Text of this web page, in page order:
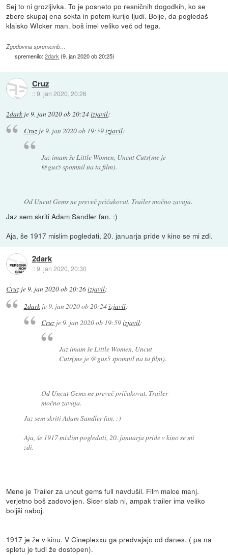
Sej to ni grozljivka. To je posneto po resničnih dogodkih, ko se
zbere skupaj ena sekta in potem kurijo ljudi. Bolje, da pogledaš
klaisko WIcker man. boš imel veliko več od tega.
Zgodovina sprememb…
spremenilo:2dark (9. jan 2020 ob 20:25)
Cruz
::9. jan 2020, 20:26
2dark je9. jan 2020 ob 20:24izjavil:
Cruzje9. jan 2020 ob 19:59izjavil:
Jaz imam še Little Women, Uncut Cuts(me je
@gus5 spomnil na ta film).
Od Uncut Gems ne preveč pričakovat. Trailer močno zavaja.
Jaz sem skriti Adam Sandler fan. :)
Aja, še 1917 mislim pogledati, 20. januarja pride v kino se mi zdi.
2dark
::9. jan 2020, 20:30
Cruz je9. jan 2020 ob 20:26izjavil:
2darkje 9. jan 2020 ob 20:24izjavil:
Cruz je9. jan 2020 ob 19:59izjavil:
Jaz imam še Little Women, Uncut
Cuts(me je @gus5 spomnil na ta film).
Od Uncut Gems ne preveč pričakovat. Trailer
močno zavaja.
Jaz sem skriti Adam Sandler fan. :)
Aja, še 1917 mislim pogledati, 20. januarja pride v kino se mi
zdi.
Mene je Trailer za uncut gems full navdušil. Film malce manj.
verjetno boš zadovoljen. Sicer slab ni, ampak trailer ima veliko
boljši naboj.
1917 je že v kinu. V Cineplexxu ga predvajajo od danes. ( pa na
spletu je tudi že dostopen).